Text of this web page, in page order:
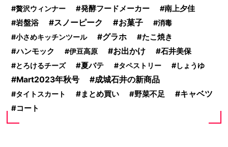
贅沢ウィンナー
発酵フードメーカー
南上夕佳
岩盤浴
スノーピーク お菓子
消毒
小さめキッチンツール
グラホ
たこ焼き
ハンモック
伊豆高原 お出かけ 石井美保
とろけるチーズ 夏バテ タペストリー しょうゆ
Mart2023年秋号 成城石井の新商品
タイトスカート まとめ買い 野菜不足 キャベツ
コート